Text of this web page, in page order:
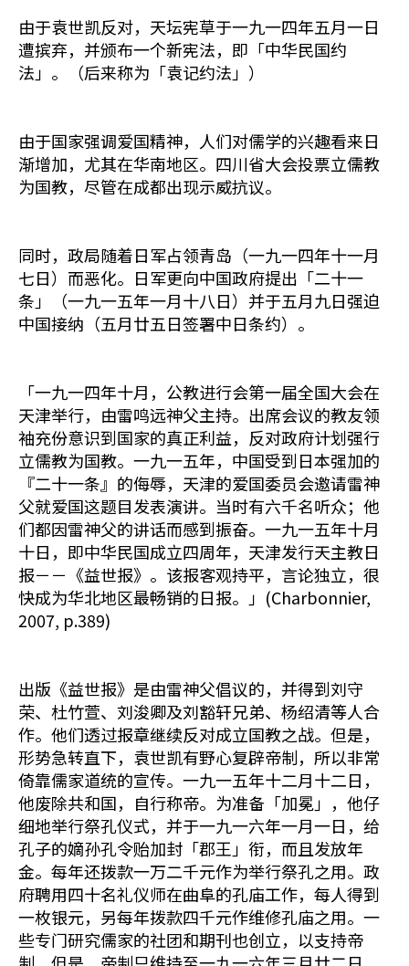
由于袁世凯反对，天坛宪草于一九一四年五月一日
遭摈弃，并颁布一个新宪法，即「中华民国约
法」。（后来称为「袁记约法」）
由于国家强调爱国精神，人们对儒学的兴趣看来日
渐增加，尤其在华南地区。四川省大会投票立儒教
为国教，尽管在成都出现示威抗议。
同时，政局随着日军占领青岛（一九一四年十一月
七日）而恶化。日军更向中国政府提出「二十一
条」（一九一五年一月十八日）并于五月九日强迫
中国接纳（五月廿五日签署中日条约）。
「一九一四年十月，公教进行会第一届全国大会在
天津举行，由雷鸣远神父主持。出席会议的教友领
袖充份意识到国家的真正利益，反对政府计划强行
立儒教为国教。一九一五年，中国受到日本强加的
『二十一条』的侮辱，天津的爱国委员会邀请雷神
父就爱国这题目发表演讲。当时有六千名听众；他
们都因雷神父的讲话而感到振奋。一九一五年十月
十日，即中华民国成立四周年，天津发行天主教日
报－－《益世报》。该报客观持平，言论独立，很
快成为华北地区最畅销的日报。」(Charbonnier,
2007, p.389)
出版《益世报》是由雷神父倡议的，并得到刘守
荣、杜竹萱、刘浚卿及刘豁轩兄弟、杨绍清等人合
作。他们透过报章继续反对成立国教之战。但是，
形势急转直下，袁世凯有野心复辟帝制，所以非常
倚靠儒家道统的宣传。一九一五年十二月十二日，
他废除共和国，自行称帝。为准备「加冕」，他仔
细地举行祭孔仪式，并于一九一六年一月一日，给
孔子的嫡孙孔令贻加封「郡王」衔，而且发放年
金。每年还拨款一万二千元作为举行祭孔之用。政
府聘用四十名礼仪师在曲阜的孔庙工作，每人得到
一枚银元，另每年拨款四千元作维修孔庙之用。一
些专门研究儒家的社团和期刊也创立，以支持帝